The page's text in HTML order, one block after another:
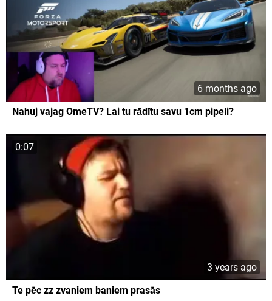
6 months ago
Nahuj vajag OmeTV? Lai tu rādītu savu 1cm pipeli?
0:07
3 years ago
Te pēc zz zvaniem baniem prasās